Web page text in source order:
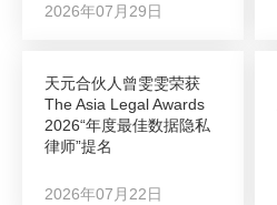
2026年07月29日
天元合伙人曾雯雯荣获
The Asia Legal Awards
2026“年度最佳数据隐私
律师”提名
2026年07月22日